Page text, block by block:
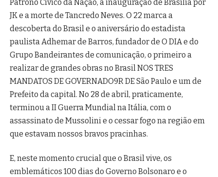
Patrono Cívico da Nação, a inauguração de Brasília por
JK e a morte de Tancredo Neves. O 22 marca a
descoberta do Brasil e o aniversário do estadista
paulista Adhemar de Barros, fundador de O DIA e do
Grupo Bandeirantes de comunicação, o primeiro a
realizar de grandes obras no Brasil NOS TRES
MANDATOS DE GOVERNADO9R DE São Paulo e um de
Prefeito da capital. No 28 de abril, praticamente,
terminou a II Guerra Mundial na Itália, com o
assassinato de Mussolini e o cessar fogo na região em
que estavam nossos bravos pracinhas.
E, neste momento crucial que o Brasil vive, os
emblemáticos 100 dias do Governo Bolsonaro e o